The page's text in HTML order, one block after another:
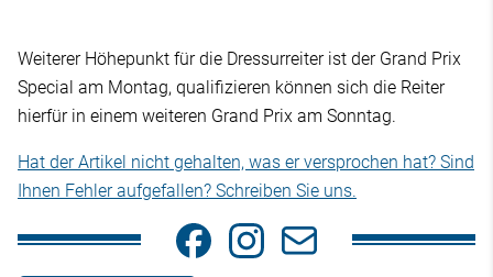
Weiterer Höhepunkt für die Dressurreiter ist der Grand Prix
Special am Montag, qualifizieren können sich die Reiter
hierfür in einem weiteren Grand Prix am Sonntag.
Hat der Artikel nicht gehalten, was er versprochen hat? Sind
Ihnen Fehler aufgefallen? Schreiben Sie uns.